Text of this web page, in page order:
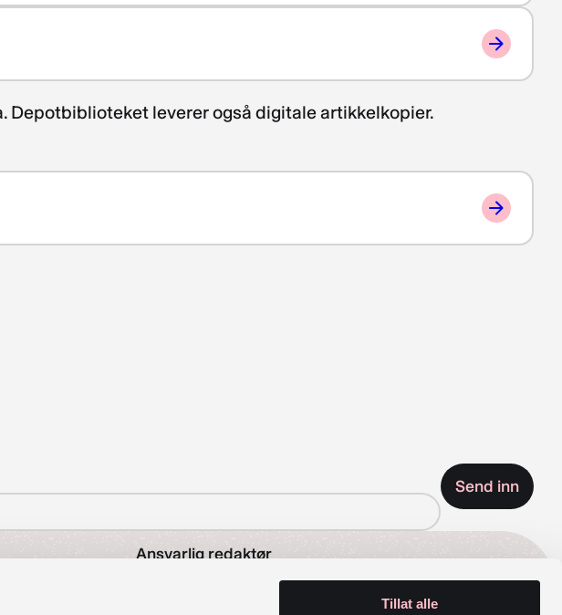
Tillat alle
Depotbiblioteket leverer også digitale artikkelkopier.
Ansvarlig redaktør